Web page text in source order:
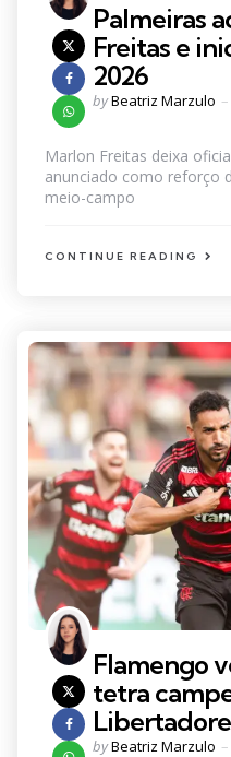
Palmeiras
Freitas e
2026
Posted
byBeatriz Marzulo
Marlon Freitas deixa
anunciado como reforço
meio-campo
CONTINUE READING
Flamengo
tetra
Posted
byBeatriz Marzulo